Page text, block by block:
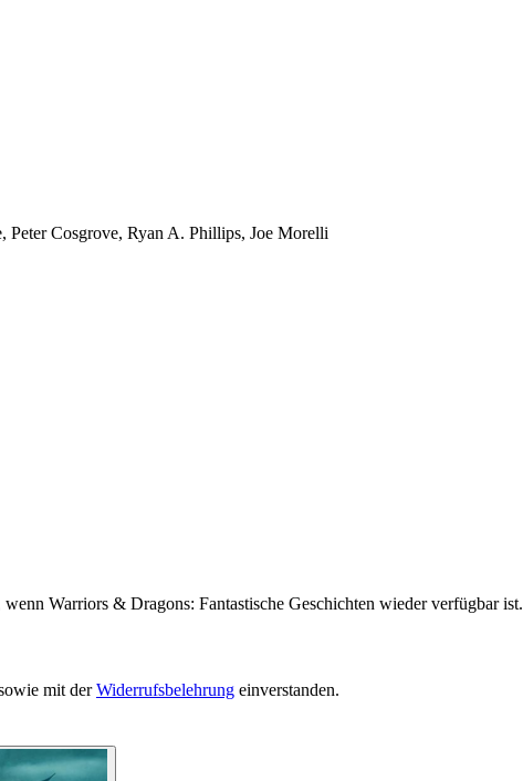
Peter Cosgrove, Ryan A. Phillips, Joe Morelli
Warriors & Dragons: Fantastische Geschichten wieder verfügbar ist.
mit derWiderrufsbelehrung einverstanden.